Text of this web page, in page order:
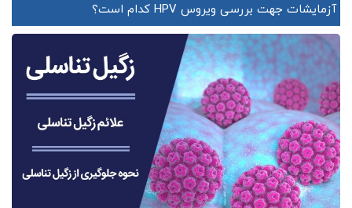
آزمایشات جهت بررسی ویروس HPV کدام است؟